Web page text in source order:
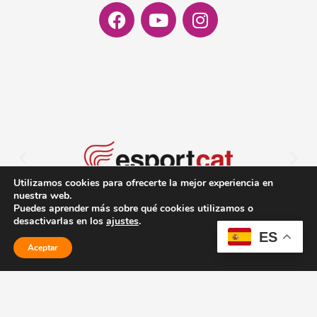
Facebook
YoutubeInstagram
ES
Utilizamos cookies para ofrecerte la mejor experiencia en
nuestra web.
Puedes aprender más sobre qué cookies utilizamos o
desactivarlas en los ajustes.
Aceptar